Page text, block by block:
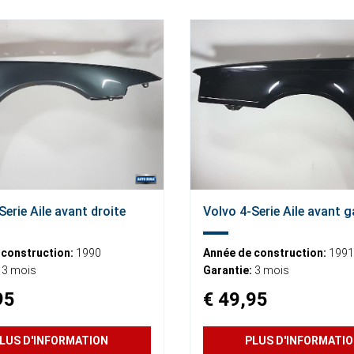
Aile avant droite
construction: 1990
3 mois
D'INFORMATION
Volvo 4-Serie Aile avant
Année de construction: 1991
Garantie: 3 mois
€ 49,95
PLUS